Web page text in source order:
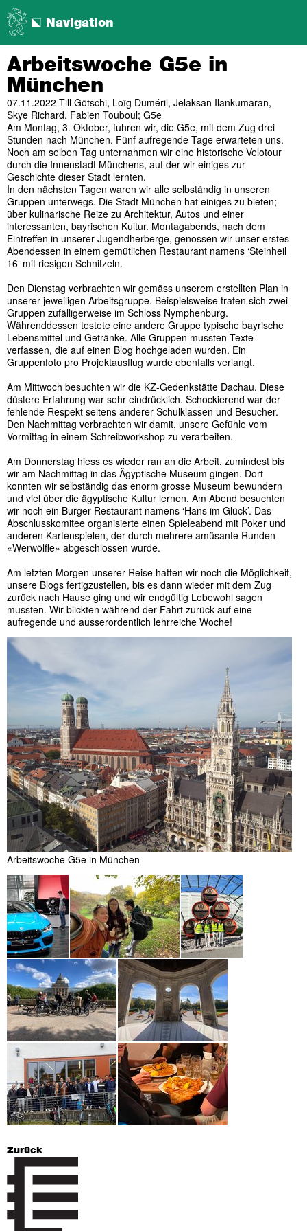
Navigation
Arbeitswoche G5e in
München
07.11.2022 Till Götschi, Loïg Duméril, Jelaksan Ilankumaran,
Skye Richard, Fabien Touboul; G5e
Am Montag, 3. Oktober, fuhren wir, die G5e, mit dem Zug drei
Stunden nach München. Fünf aufregende Tage erwarteten uns.
Noch am selben Tag unternahmen wir eine historische Velotour
durch die Innenstadt Münchens, auf der wir einiges zur
Geschichte dieser Stadt lernten.
In den nächsten Tagen waren wir alle selbständig in unseren
Gruppen unterwegs. Die Stadt München hat einiges zu bieten;
über kulinarische Reize zu Architektur, Autos und einer
interessanten, bayrischen Kultur. Montagabends, nach dem
Eintreffen in unserer Jugendherberge, genossen wir unser erstes
Abendessen in einem gemütlichen Restaurant namens ‘Steinheil
16’ mit riesigen Schnitzeln.
Den Dienstag verbrachten wir gemäss unserem erstellten Plan in
unserer jeweiligen Arbeitsgruppe. Beispielsweise trafen sich zwei
Gruppen zufälligerweise im Schloss Nymphenburg.
Währenddessen testete eine andere Gruppe typische bayrische
Lebensmittel und Getränke. Alle Gruppen mussten Texte
verfassen, die auf einen Blog hochgeladen wurden. Ein
Gruppenfoto pro Projektausflug wurde ebenfalls verlangt.
Am Mittwoch besuchten wir die KZ-Gedenkstätte Dachau. Diese
düstere Erfahrung war sehr eindrücklich. Schockierend war der
fehlende Respekt seitens anderer Schulklassen und Besucher.
Den Nachmittag verbrachten wir damit, unsere Gefühle vom
Vormittag in einem Schreibworkshop zu verarbeiten.
Am Donnerstag hiess es wieder ran an die Arbeit, zumindest bis
wir am Nachmittag in das Ägyptische Museum gingen. Dort
konnten wir selbständig das enorm grosse Museum bewundern
und viel über die ägyptische Kultur lernen. Am Abend besuchten
wir noch ein Burger-Restaurant namens ‘Hans im Glück’. Das
Abschlusskomitee organisierte einen Spieleabend mit Poker und
anderen Kartenspielen, der durch mehrere amüsante Runden
«Werwölfle» abgeschlossen wurde.
Am letzten Morgen unserer Reise hatten wir noch die Möglichkeit,
unsere Blogs fertigzustellen, bis es dann wieder mit dem Zug
zurück nach Hause ging und wir endgültig Lebewohl sagen
mussten. Wir blickten während der Fahrt zurück auf eine
aufregende und ausserordentlich lehrreiche Woche!
Arbeitswoche G5e in München
Zurück